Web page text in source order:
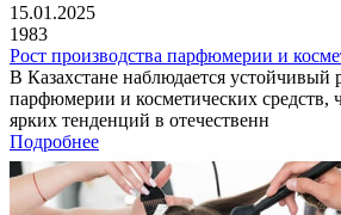
15.01.2025
1983
Рост производства парфюмерии и
В Казахстане наблюдается устойчивый
парфюмерии и косметических средств,
ярких тенденций в отечественн
Подробнее